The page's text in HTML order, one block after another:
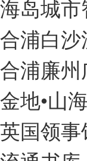
海岛城
合浦白沙
合浦廉
金地•山
英国领